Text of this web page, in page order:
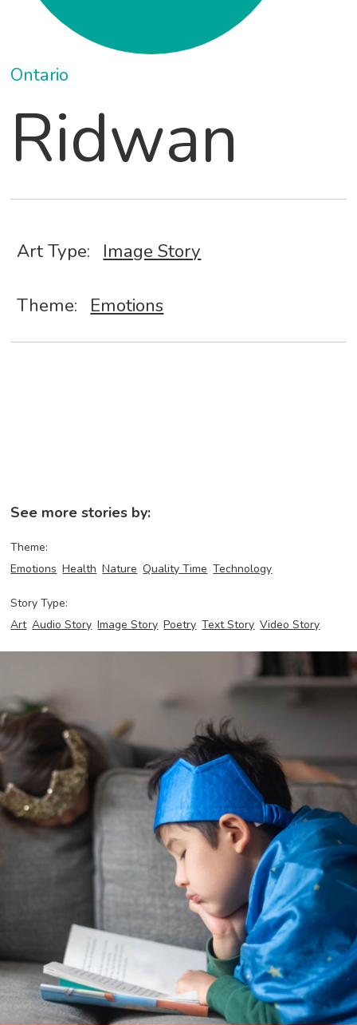
Ontario
Ridwan
Art Type: Image Story
Theme: Emotions
See more stories by:
Theme:
Emotions Health Nature Quality Time Technology
Story Type:
Art Audio Story Image Story Poetry Text Story Video Story